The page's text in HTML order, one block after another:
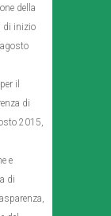
della
di inizio
il
di
2015,
e
di